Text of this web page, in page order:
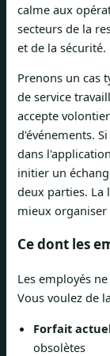
calme aux
secteurs de la
et de la sécurité.
Prenons un cas
de service
accepte
d'événements.
dans
initier un
deux parties. La
mieux
Ce dont les
Les employés
Vous voulez de
Forfait
obsolètes